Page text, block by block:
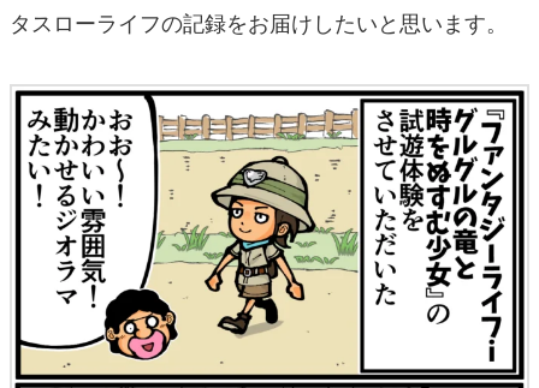
タスローライフの記録をお届けしたいと思います。